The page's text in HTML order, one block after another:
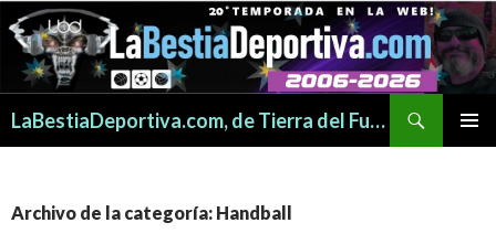
LaBestiaDeportiva.com, de Tierra del Fuego para todo el mundo
Archivo de la categoría: Handball